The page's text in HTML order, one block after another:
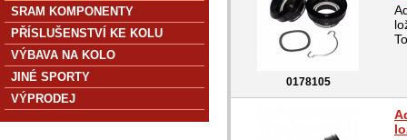
0178105
SRAM KOMPONENTY
PŘÍSLUŠENSTVÍ KE KOLU
VÝBAVA NA KOLO
JINÉ SPORTY
VÝPRODEJ